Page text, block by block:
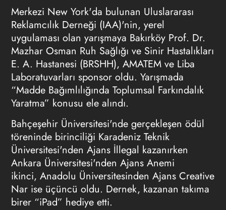
Merkezi New York'da bulunan Uluslararası
Reklamcılık Derneği (IAA)'nin, yerel
uygulaması olan yarışmaya Bakırköy Prof. Dr.
Mazhar Osman Ruh Sağlığı ve Sinir Hastalıkları
E. A. Hastanesi (BRSHH), AMATEM ve Liba
Laboratuvarları sponsor oldu. Yarışmada
“Madde Bağımlılığında Toplumsal Farkındalık
Yaratma” konusu ele alındı.
Bahçeşehir Üniversitesi'nde gerçekleşen ödül
töreninde birinciliği Karadeniz Teknik
Üniversitesi'nden Ajans İllegal kazanırken
Ankara Üniversitesi'nden Ajans Anemi
ikinci, Anadolu Üniversitesinden Ajans Creative
Nar ise üçüncü oldu. Dernek, kazanan takıma
birer “iPad” hediye etti.